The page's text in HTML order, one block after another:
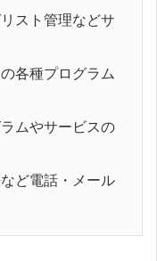
スト管理などサ
各種プログラム
ムやサービスの
ど電話・メール